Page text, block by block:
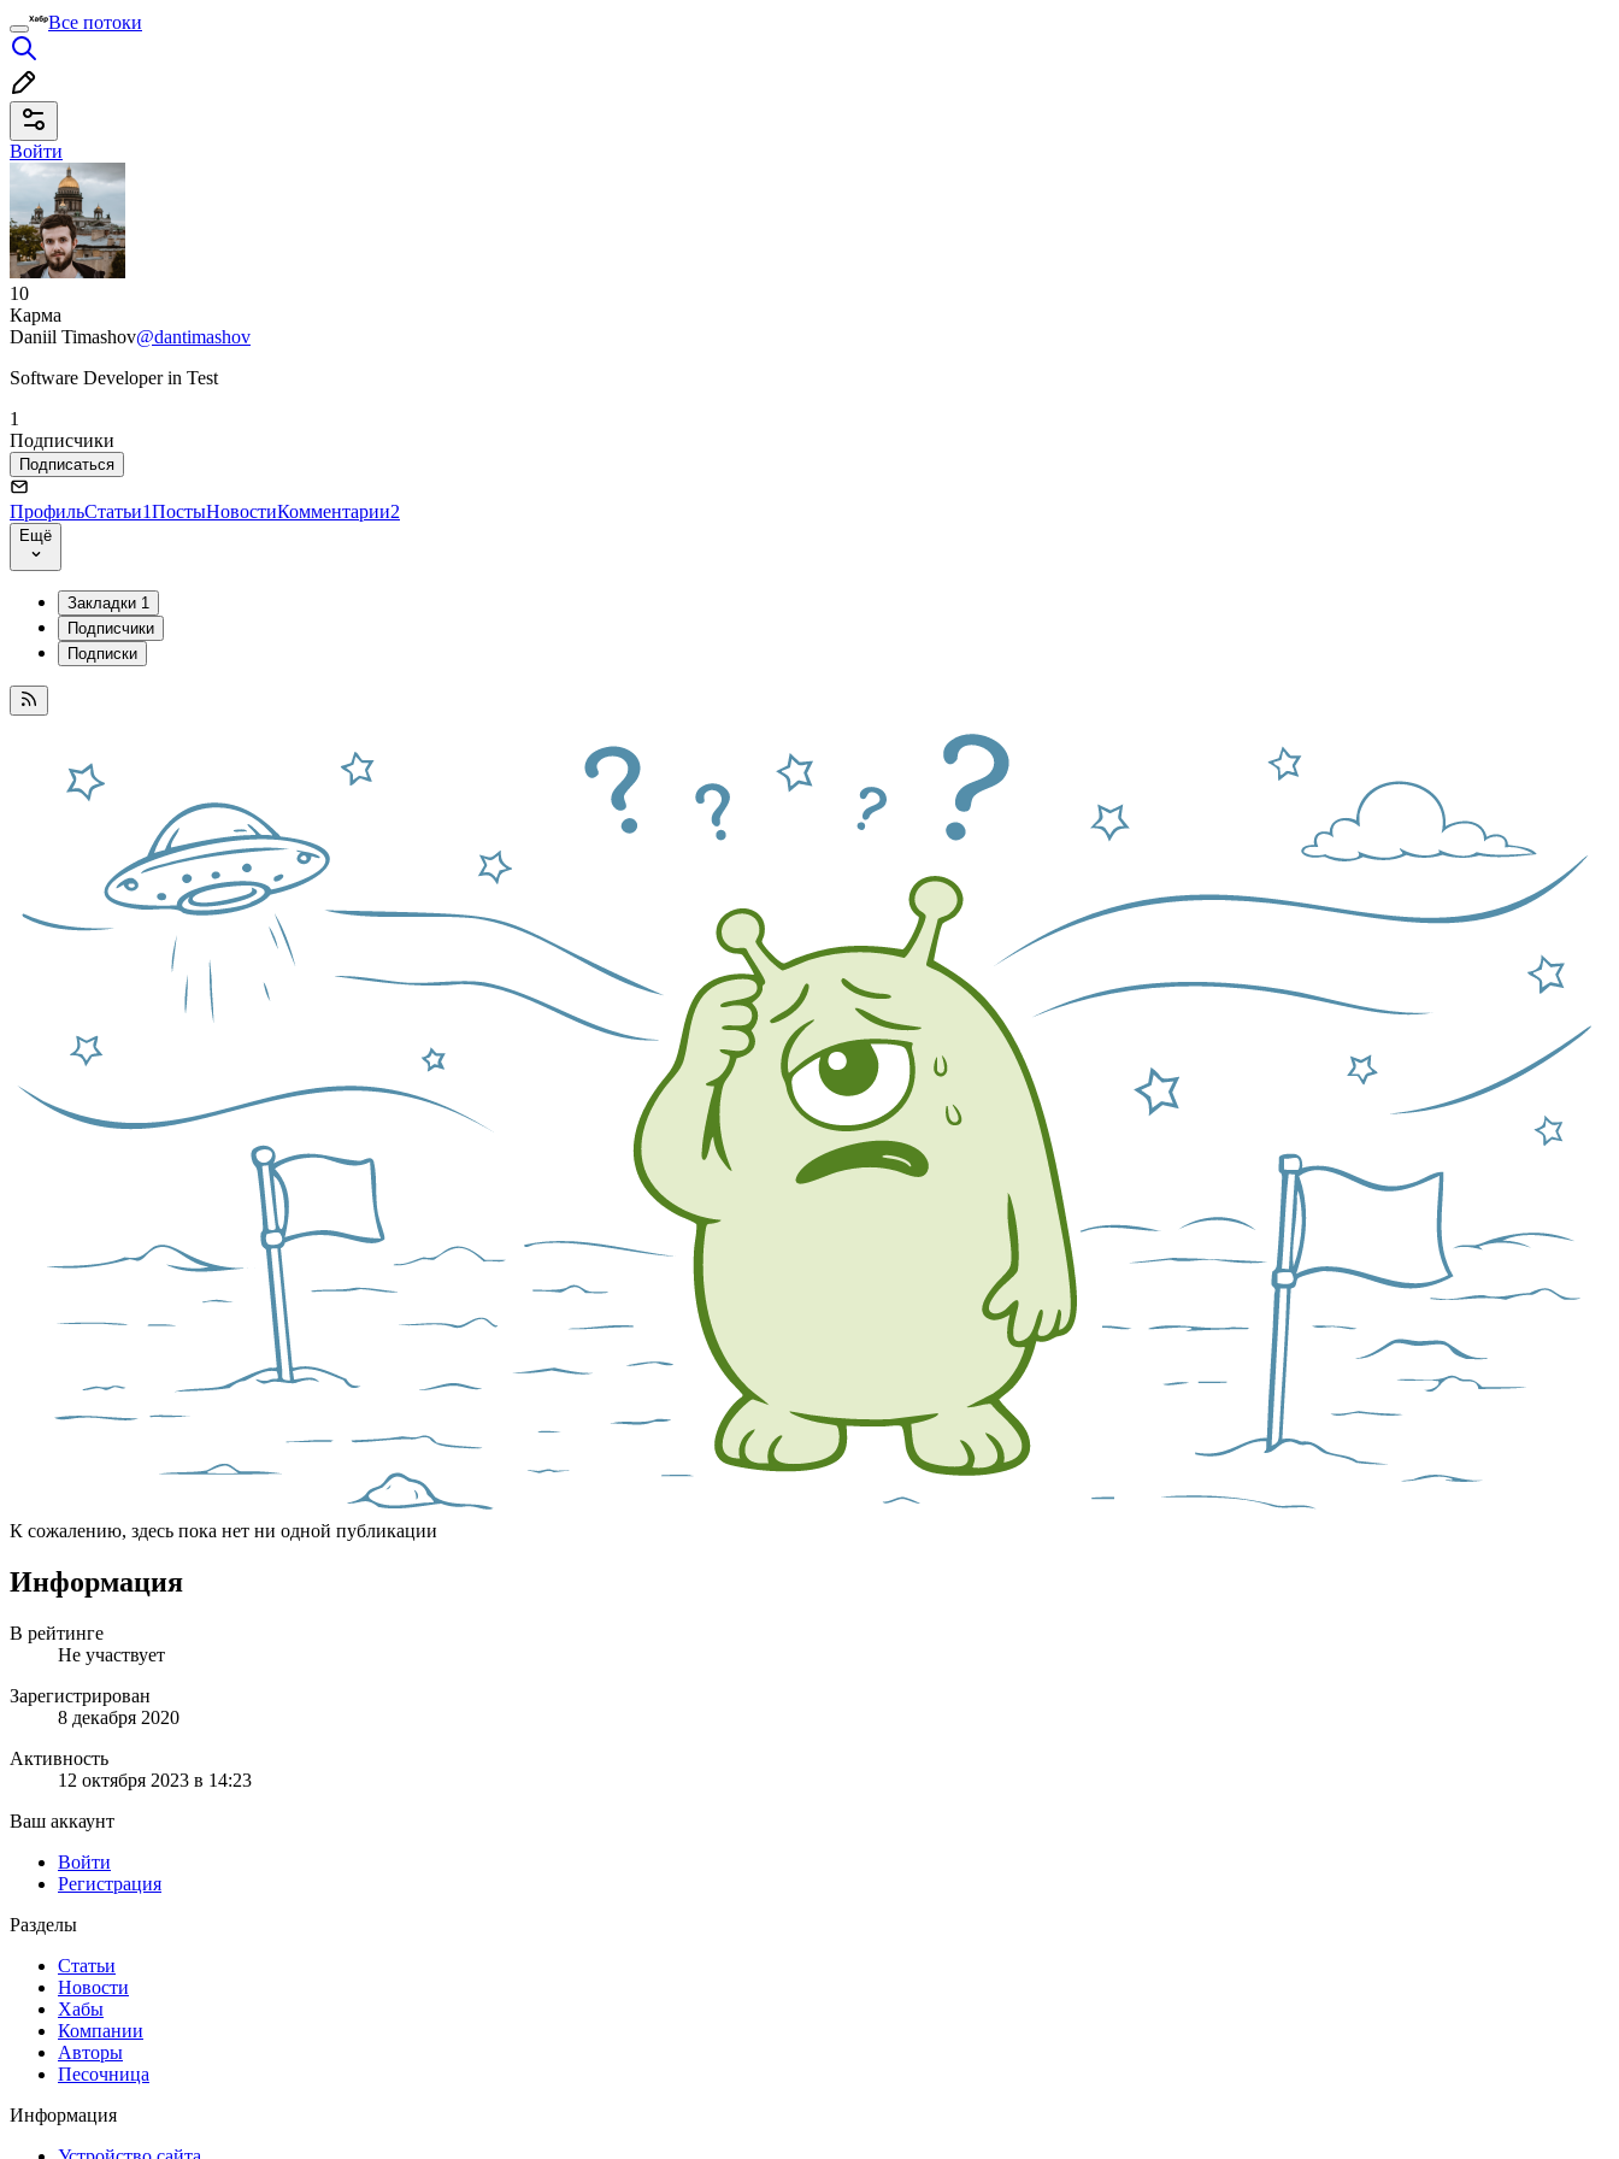
Все потоки
Войти
10
Карма
Daniil Timashov@dantimashov
Software Developer in Test
1
Подписчики
Подписаться
ПрофильСтатьи1ПостыНовостиКомментарии2
Ещё
Закладки 1
Подписчики
Подписки
К сожалению, здесь пока нет ни одной публикации
Информация
В рейтинге
Не участвует
Зарегистрирован
8 декабря 2020
Активность
12 октября 2023 в 14:23
Ваш аккаунт
Войти
Регистрация
Разделы
Статьи
Новости
Хабы
Компании
Авторы
Песочница
Информация